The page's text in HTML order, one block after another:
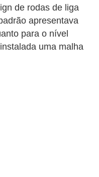
de rodas de liga
apresentava
para o nível
uma malha